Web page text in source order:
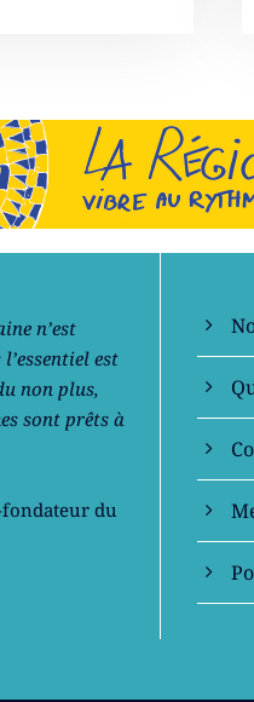
n’est
est
non plus,
sont prêts à
fondateur du
En